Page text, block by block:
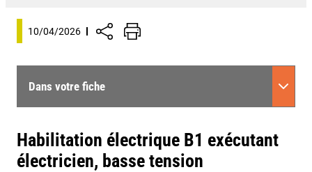
10/04/2026
Dans votre fiche
Habilitation électrique B1 exécutant
électricien, basse tension